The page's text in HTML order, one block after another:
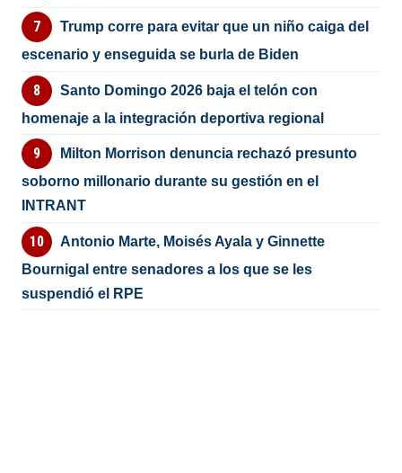
Trump corre para evitar que un niño caiga del
escenario y enseguida se burla de Biden
Santo Domingo 2026 baja el telón con
homenaje a la integración deportiva regional
Milton Morrison denuncia rechazó presunto
soborno millonario durante su gestión en el
INTRANT
Antonio Marte, Moisés Ayala y Ginnette
Bournigal entre senadores a los que se les
suspendió el RPE